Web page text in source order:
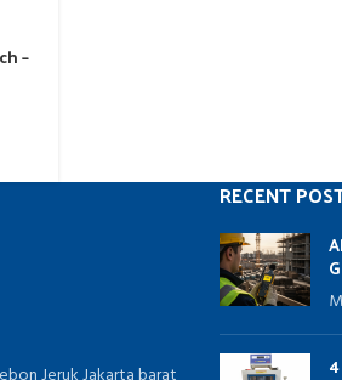
–
RECENT